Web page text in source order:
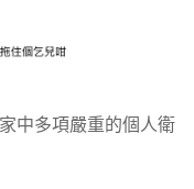
中多項嚴重的個人衛